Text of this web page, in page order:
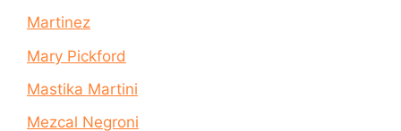
Martinez
Mary Pickford
Mastika Martini
Mezcal Negroni